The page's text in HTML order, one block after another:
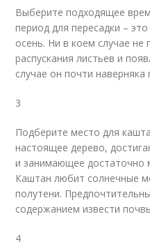
Выберите подходящее
период для пересадки –
осень. Ни в коем случае не
распускания листьев и
случае он почти наверняка
3
Подберите место для
настоящее дерево,
и занимающее достаточно
Каштан любит солнечные
полутени.
содержанием извести
4